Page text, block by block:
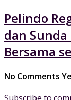
Pelindo
dan Sunda
Bersama
No Comments